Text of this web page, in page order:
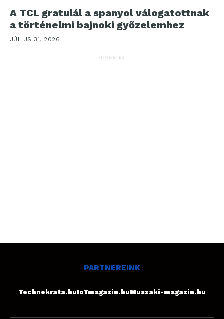
A TCL gratulál a spanyol válogatottnak
a történelmi bajnoki győzelemhez
JÚLIUS 31, 2026
HIRDETÉS
PARTNEREINK
Technokrata.huIoTmagazin.huMuszaki-magazin.hu